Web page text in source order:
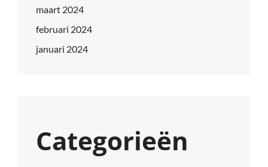
maart 2024
februari 2024
januari 2024
Categorieën